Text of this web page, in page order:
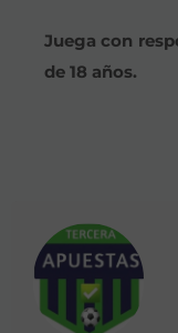
Juega con
de 18 años.